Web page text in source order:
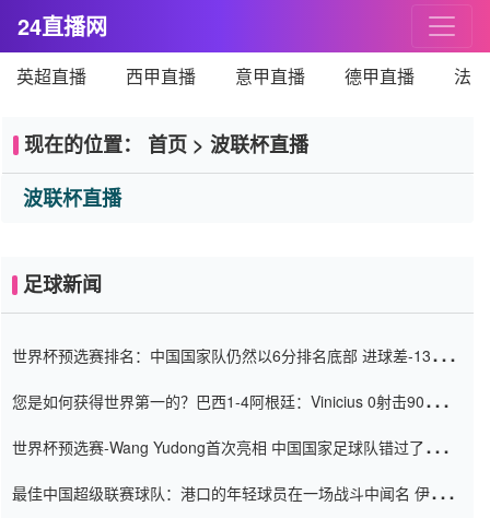
24直播网
英超直播 西甲直播 意甲直播 德甲直播 法
现在的位置： 首页 > 波联杯直播
波联杯直播
足球新闻
世界杯预选赛排名：中国国家队仍然以6分排名底部 进球差-13令人
您是如何获得世界第一的？巴西1-4阿根廷：Vinicius 0射击90分钟
世界杯预选赛-Wang Yudong首次亮相 中国国家足球队错过了世界
最佳中国超级联赛球队：港口的年轻球员在一场战斗中闻名 伊万放